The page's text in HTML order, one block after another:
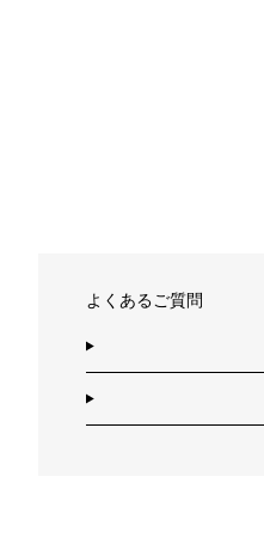
よくあるご質問